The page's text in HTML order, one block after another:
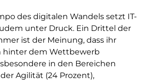
des digitalen Wandels setzt IT-
unter Druck. Ein Drittel der
ist der Meinung, dass ihr
hinter dem Wettbewerb
in den Bereichen
Agilität (24 Prozent),